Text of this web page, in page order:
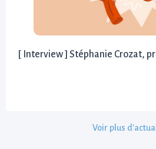
[ Interview ] Stéphanie Crozat,
Voir plus